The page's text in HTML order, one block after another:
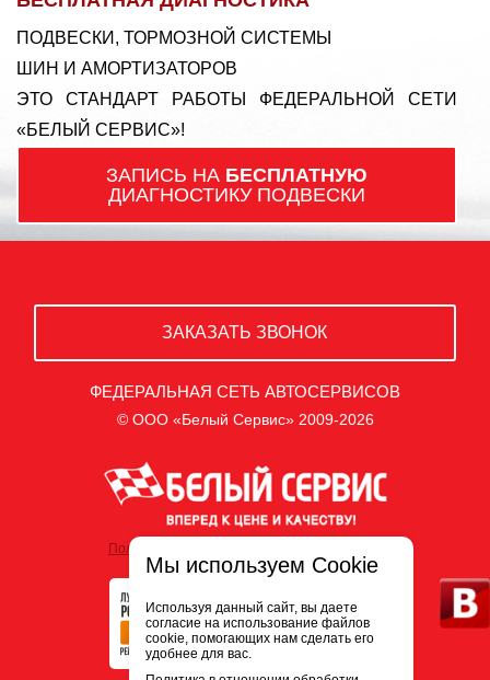
ПОДВЕСКИ, ТОРМОЗНОЙ СИСТЕМЫ
ШИН И АМОРТИЗАТОРОВ
ЭТО СТАНДАРТ РАБОТЫ ФЕДЕРАЛЬНОЙ СЕТИ
«БЕЛЫЙ СЕРВИС»!
ЗАПИСЬ НА БЕСПЛАТНУЮ
ДИАГНОСТИКУ ПОДВЕСКИ
ЗАКАЗАТЬ ЗВОНОК
ФЕДЕРАЛЬНАЯ СЕТЬ АВТОСЕРВИСОВ
© ООО «Белый Сервис» 2009-2026
Политика обработки персональных данных
Мы используем Cookie
Используя данный сайт, вы даете
согласие на использование файлов
cookie, помогающих нам сделать его
удобнее для вас.